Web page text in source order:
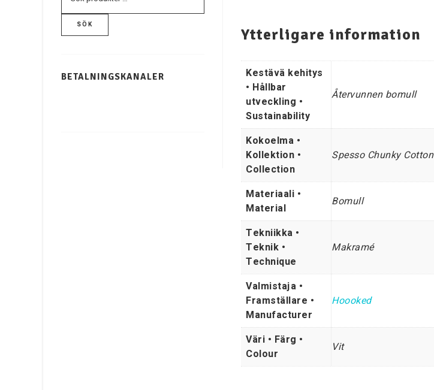
Ytterligare information
Kestävä kehitys
• Hållbar
utveckling •
Sustainability
Återvunnen bomull
Kokoelma •
Kollektion •
Collection
Spesso Chunky Cotton
Materiaali •
Material
Bomull
Tekniikka •
Teknik •
Technique
Makramé
Valmistaja •
Framställare •
Manufacturer
Hoooked
Väri • Färg •
Colour
Vit
SÖK
BETALNINGSKANALER